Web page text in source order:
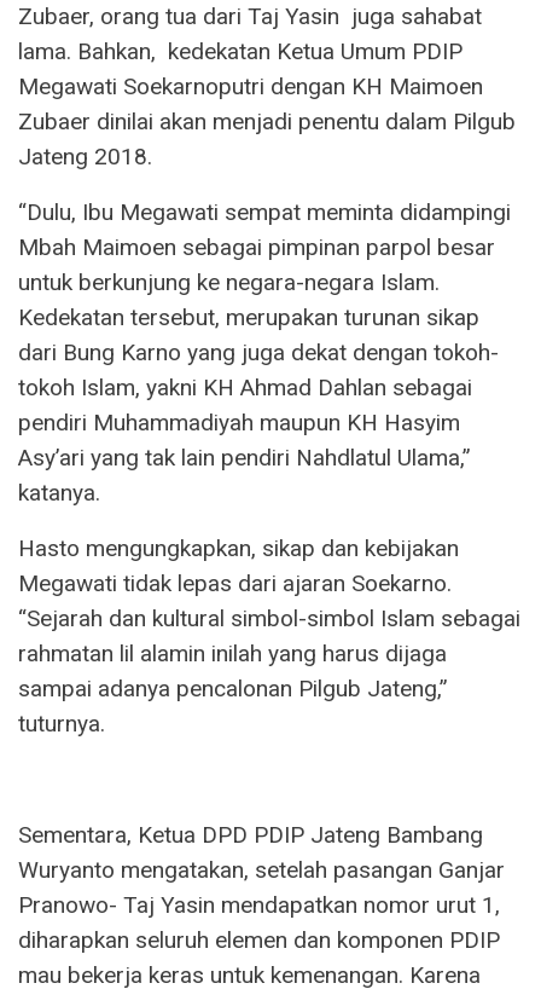
Zubaer, orang tua dari Taj Yasin juga sahabat
lama. Bahkan, kedekatan Ketua Umum PDIP
Megawati Soekarnoputri dengan KH Maimoen
Zubaer dinilai akan menjadi penentu dalam Pilgub
Jateng 2018.
“Dulu, Ibu Megawati sempat meminta didampingi
Mbah Maimoen sebagai pimpinan parpol besar
untuk berkunjung ke negara-negara Islam.
Kedekatan tersebut, merupakan turunan sikap
dari Bung Karno yang juga dekat dengan tokoh-
tokoh Islam, yakni KH Ahmad Dahlan sebagai
pendiri Muhammadiyah maupun KH Hasyim
Asy’ari yang tak lain pendiri Nahdlatul Ulama,”
katanya.
Hasto mengungkapkan, sikap dan kebijakan
Megawati tidak lepas dari ajaran Soekarno.
“Sejarah dan kultural simbol-simbol Islam sebagai
rahmatan lil alamin inilah yang harus dijaga
sampai adanya pencalonan Pilgub Jateng,”
tuturnya.
Sementara, Ketua DPD PDIP Jateng Bambang
Wuryanto mengatakan, setelah pasangan Ganjar
Pranowo- Taj Yasin mendapatkan nomor urut 1,
diharapkan seluruh elemen dan komponen PDIP
mau bekerja keras untuk kemenangan. Karena